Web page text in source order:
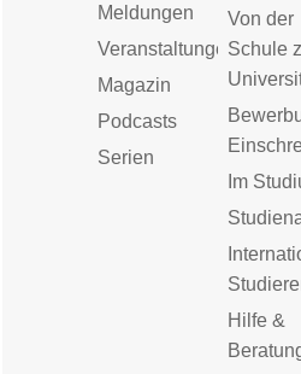
Meldungen
Veranstaltungen
Magazin
Podcasts
Serien
Von der
Schule
Im
Hilfe &